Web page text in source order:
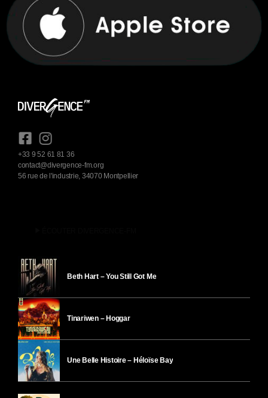
+33 9 52 61 81 36
contact@divergence-fm.org
56 rue de l'industrie, 34070 Montpellier
Beth Hart – You Still Got Me
Tinariwen – Hoggar
Une Belle Histoire – Héloïse Bay